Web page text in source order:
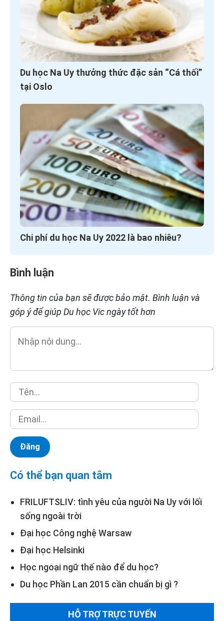
Du học Na Uy thưởng thức đặc sản “Cá thối”
tại Oslo
Chi phí du học Na Uy 2022 là bao nhiêu?
Bình luận
Thông tin của bạn sẽ được bảo mật. Bình luận và
góp ý để giúp Du học Vic ngày tốt hơn
Có thể bạn quan tâm
FRILUFTSLIV: tình yêu của người Na Uy với lối
sống ngoài trời
Đại học Công nghệ Warsaw
Đại học Helsinki
Học ngoại ngữ thế nào để du học?
Du học Phần Lan 2015 cần chuẩn bị gì ?
HỖ TRỢ TRỰC TUYẾN